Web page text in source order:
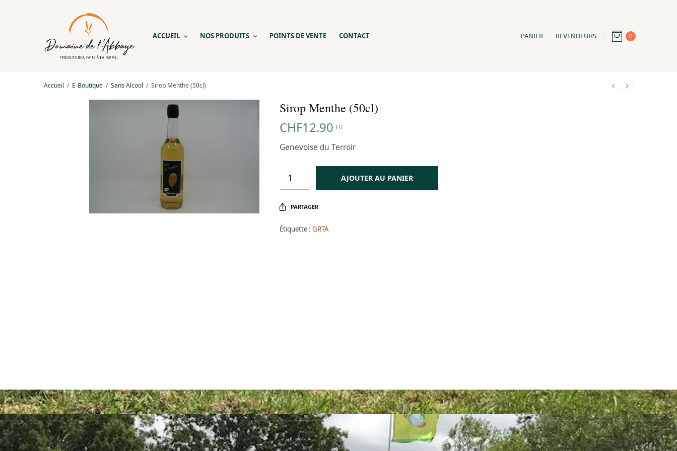
ACCUEIL NOS PRODUITS POINTS DE VENTE CONTACT PANIER REVENDEURS 0
Accueil / E-Boutique / Sans Alcool / Sirop Menthe (50cl)
Sirop Menthe (50cl)
CHF12.90 HT
Genevoise du Terroir
AJOUTER AU PANIER
PARTAGER
Étiquette : GRTA